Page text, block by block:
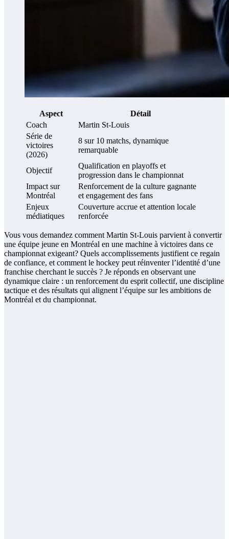
Aspect
Détail
Coach
Martin St-Louis
Série de
victoires
(2026)
8 sur 10 matchs, dynamique
remarquable
Objectif
Qualification en playoffs et
progression dans le championnat
Impact sur
Montréal
Renforcement de la culture gagnante
et engagement des fans
Enjeux
médiatiques
Couverture accrue et attention locale
renforcée
Vous vous demandez comment Martin St-Louis parvient à convertir
une équipe jeune en Montréal en une machine à victoires dans ce
championnat exigeant? Quels accomplissements justifient ce regain
de confiance, et comment le hockey peut réinventer l’identité d’une
franchise cherchant le succès ? Je réponds en observant une
dynamique claire : un renforcement du esprit collectif, une discipline
tactique et des résultats qui alignent l’équipe sur les ambitions de
Montréal et du championnat.